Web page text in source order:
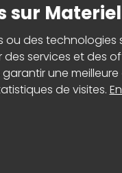
sur
des technologies
services et des
une
de visites.